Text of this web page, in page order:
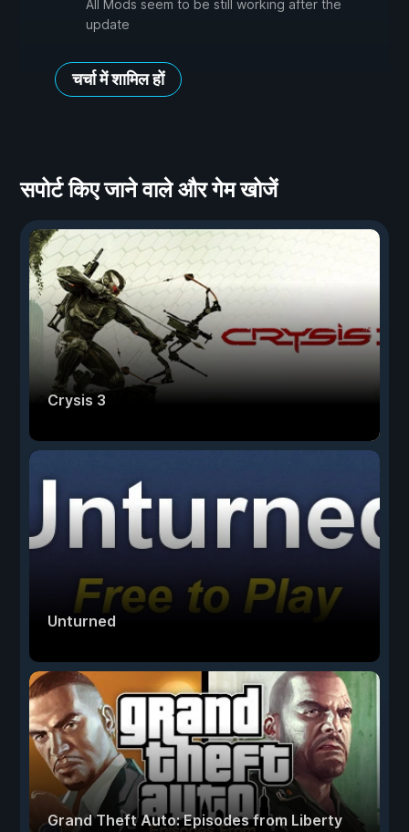
All Mods seem to be still working after the
update
चर्चा में शामिल हों
सपोर्ट किए जाने वाले और गेम खोजें
Crysis 3
Unturned
Grand Theft Auto: Episodes from Liberty